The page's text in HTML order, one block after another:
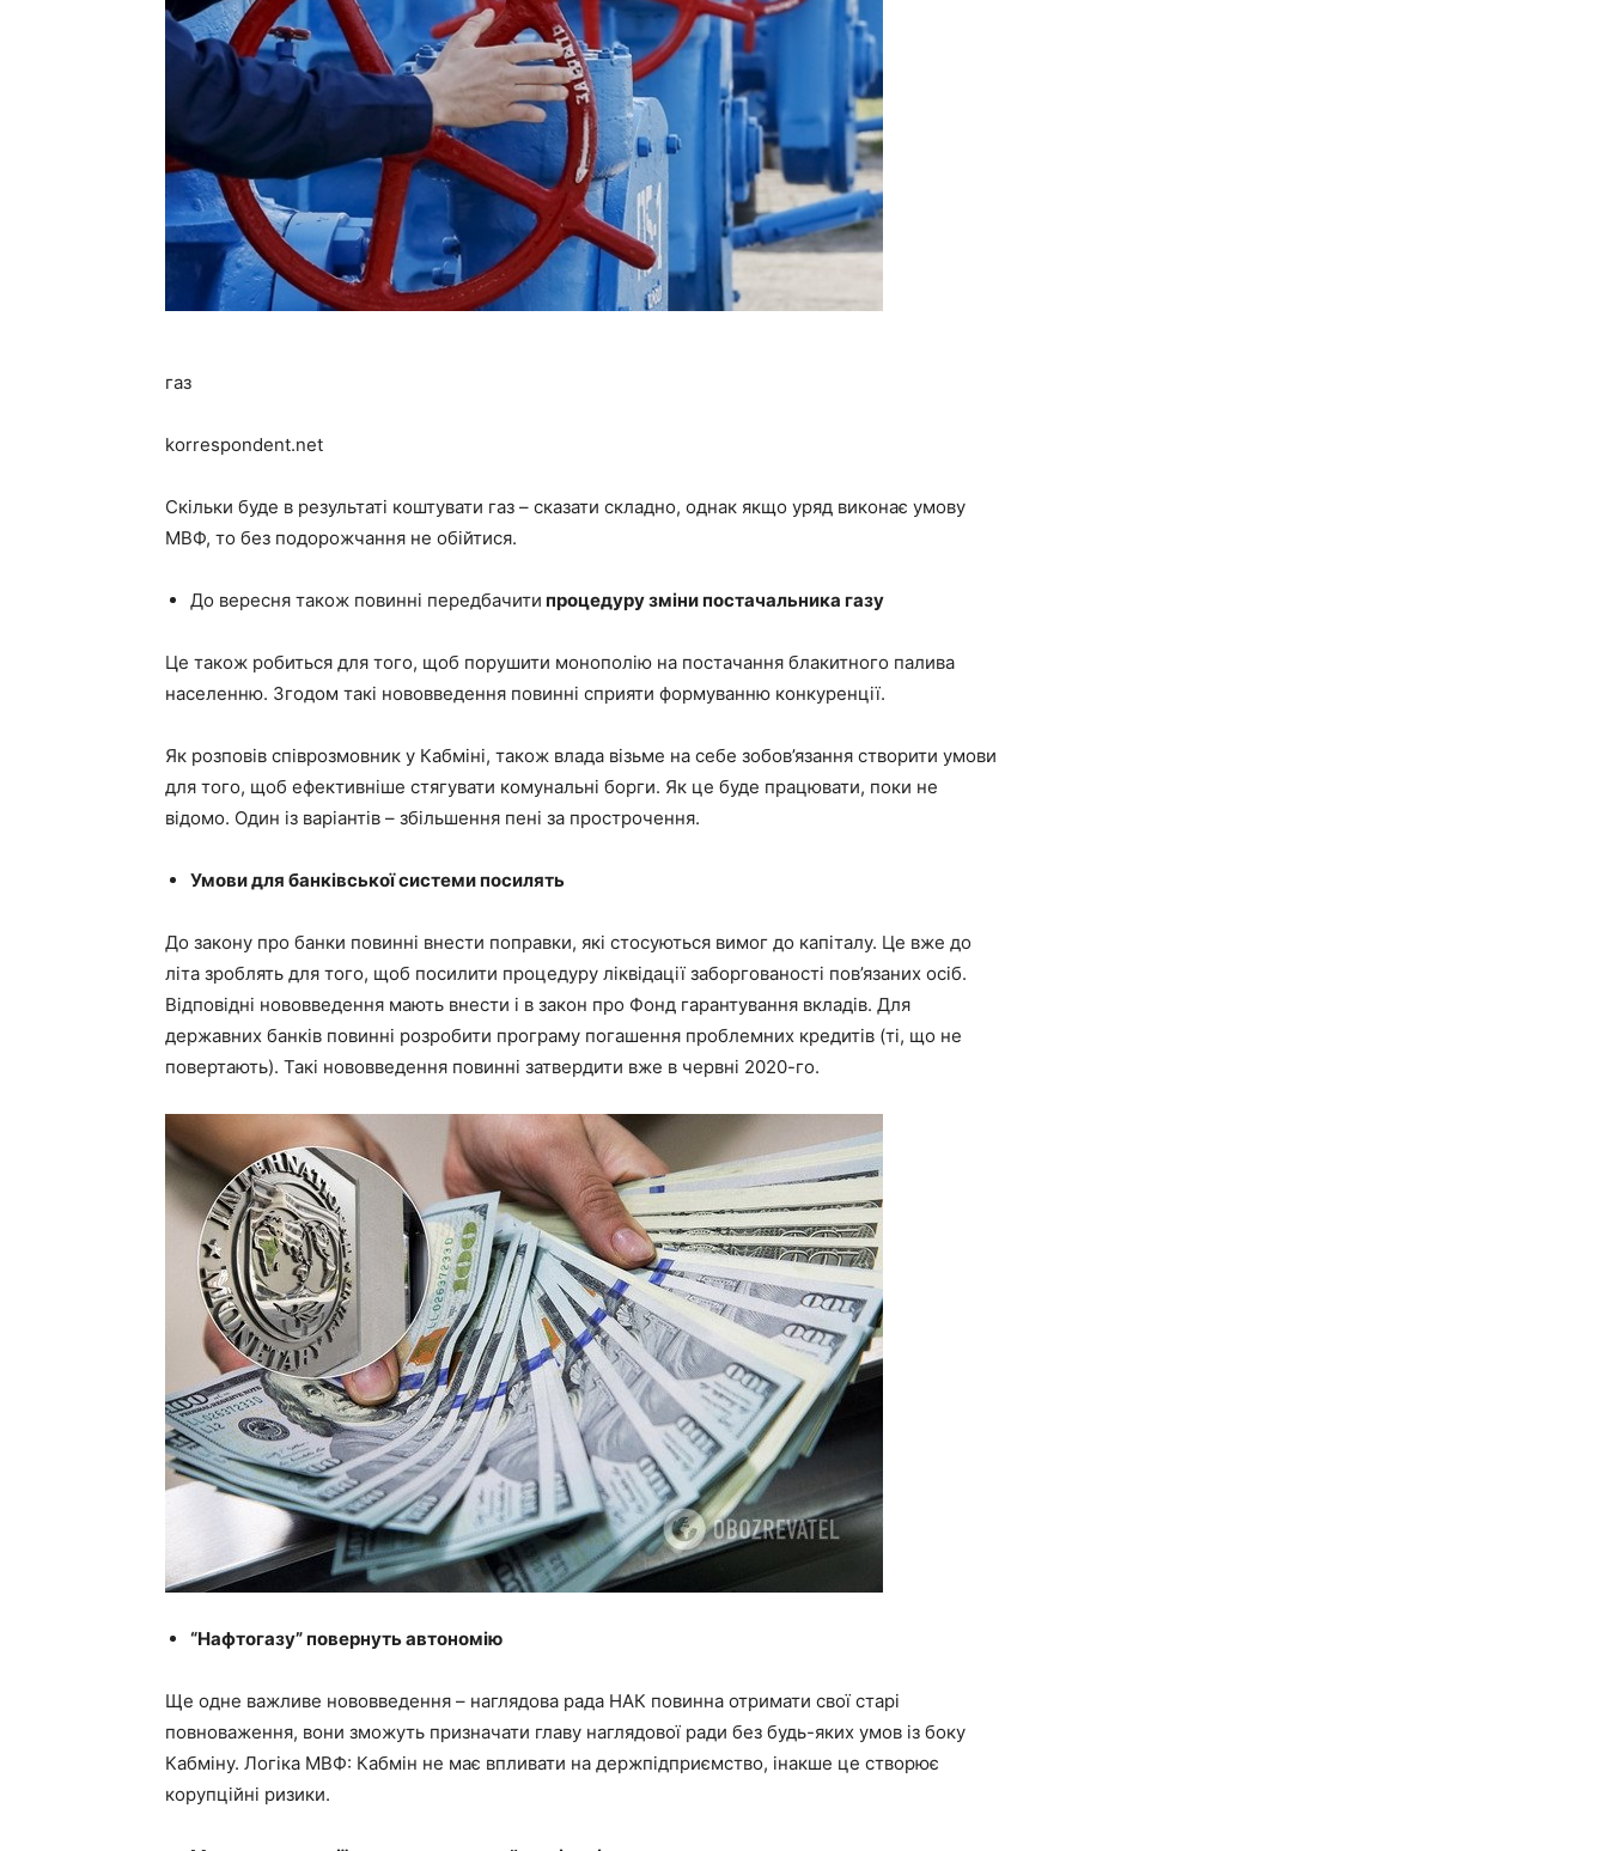
газ
korrespondent.net
Скільки буде в результаті коштувати газ – сказати складно, однак якщо уряд виконає умову
МВФ, то без подорожчання не обійтися.
До вересня також повинні передбачити процедуру зміни постачальника газу
Це також робиться для того, щоб порушити монополію на постачання блакитного палива
населенню. Згодом такі нововведення повинні сприяти формуванню конкуренції.
Як розповів співрозмовник у Кабміні, також влада візьме на себе зобов’язання створити умови
для того, щоб ефективніше стягувати комунальні борги. Як це буде працювати, поки не
відомо. Один із варіантів – збільшення пені за прострочення.
Умови для банківської системи посилять
До закону про банки повинні внести поправки, які стосуються вимог до капіталу. Це вже до
літа зроблять для того, щоб посилити процедуру ліквідації заборгованості пов’язаних осіб.
Відповідні нововведення мають внести і в закон про Фонд гарантування вкладів. Для
державних банків повинні розробити програму погашення проблемних кредитів (ті, що не
повертають). Такі нововведення повинні затвердити вже в червні 2020-го.
“Нафтогазу” повернуть автономію
Ще одне важливе нововведення – наглядова рада НАК повинна отримати свої старі
повноваження, вони зможуть призначати главу наглядової ради без будь-яких умов із боку
Кабміну. Логіка МВФ: Кабмін не має впливати на держпідприємство, інакше це створює
корупційні ризики.